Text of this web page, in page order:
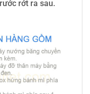
rớt ra sau.